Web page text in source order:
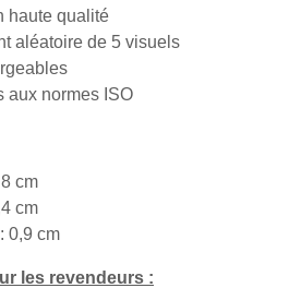
haute qualité
aléatoire de 5 visuels
aux normes ISO
cm
cm
0,9 cm
les revendeurs :